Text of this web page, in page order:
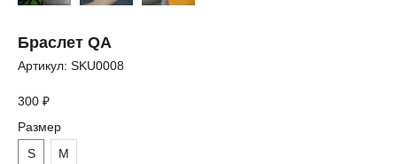
Браслет QA
Артикул: SKU0008
300 ₽
Размер
S
M